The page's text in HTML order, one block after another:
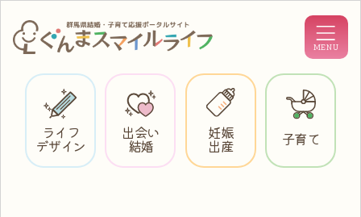
ライフ
デザイン
出会い
結婚
妊娠
出産 子育て